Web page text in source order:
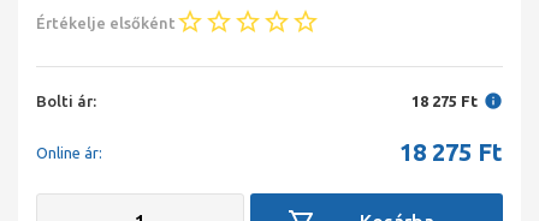
Értékelje elsőként
Bolti ár: 18 275 Ft
Online ár: 18 275 Ft